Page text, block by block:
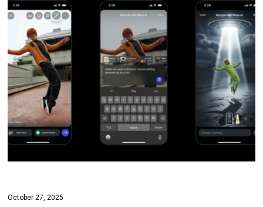
October 27, 2025